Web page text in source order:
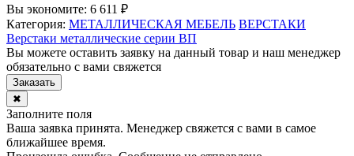
Вы экономите: 6 611 ₽
Категория: МЕТАЛЛИЧЕСКАЯ МЕБЕЛЬ ВЕРСТАКИ
Верстаки металлические серии ВП
Вы можете оставить заявку на данный товар и наш менеджер
обязательно с вами свяжется
Заказать
✖
Заполните поля
Ваша заявка принята. Менеджер свяжется с вами в самое
ближайшее время.